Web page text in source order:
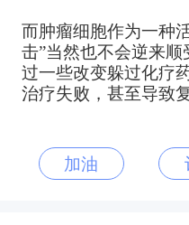
而肿瘤细胞作为一种
击”当然也不会逆来
过一些改变躲过化疗
治疗失败，甚至导致
加油